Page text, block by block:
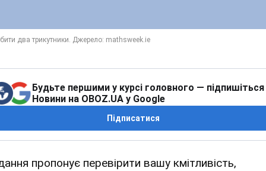
Будьте першими у курсі головного — підпишіться
Новини на OBOZ.UA у Google
Підписатися
пропонує перевірити вашу кмітливість,